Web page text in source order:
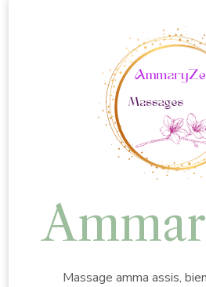
Massage amma assis,